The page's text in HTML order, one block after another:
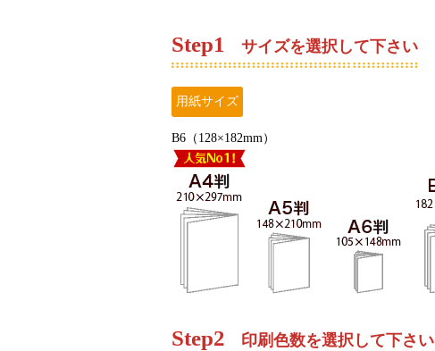
Step1 サイズを選択して下さい
用紙サイズ
B6（128×182mm）
Step2 印刷色数を選択して下さい